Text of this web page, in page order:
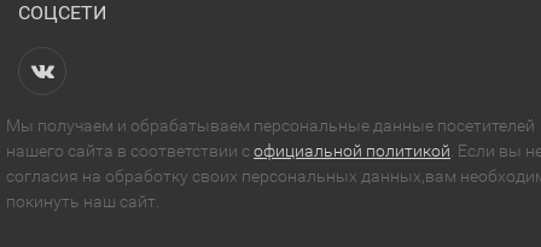
СОЦСЕТИ
Мы получаем и обрабатываем персональные данные посетителей
нашего сайта в соответствии софициальной политикой . Если вы
согласия на обработку своих персональных данных,вам
покинуть наш сайт.